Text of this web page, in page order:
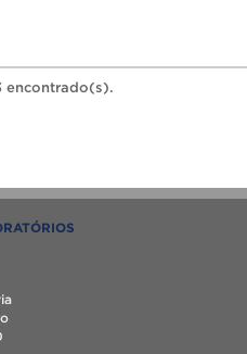
encontrado(s).